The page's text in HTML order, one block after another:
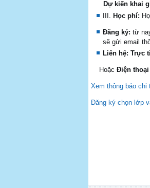
Dựkiến khai
III. Học phí:
Đăng ký: từ
sẽ gửi email
Liên hệ: Trực
Hoặc Điện thoại
Xem thông báo chi
Đăng ký chọn lớp